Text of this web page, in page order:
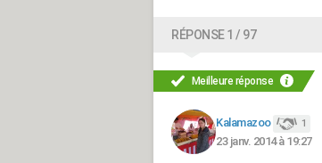
RÉPONSE 1 / 97
Meilleure réponse
Kalamazoo 1
23 janv. 2014 à 19:27